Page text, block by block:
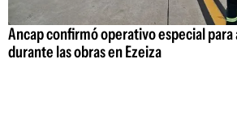
Ancap confirmó operativo especial
durante las obras en Ezeiza